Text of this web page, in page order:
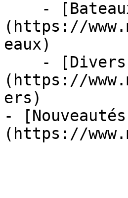
(https://
eaux)
(https://
ers)
-